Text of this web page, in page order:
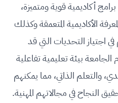
أكاديمية قوية ومتميزة،
الأكاديمية المتعمقة وكذلك
اجتياز التحديات التي قد
بيئة تعليمية تفاعلية
والتعلم الذاتي، مما يمكنهم
النجاح في مجالاتهم المهنية.